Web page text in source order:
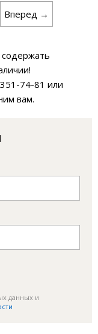
Вперед →
74-81 или
вам.
данных и